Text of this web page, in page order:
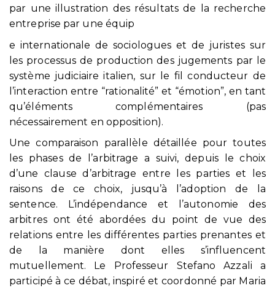
par une illustration des résultats de la recherche
entreprise par une équip
e internationale de sociologues et de juristes sur
les processus de production des jugements par le
système judiciaire italien, sur le fil conducteur de
l’interaction entre “rationalité” et “émotion”, en tant
qu’éléments complémentaires (pas
nécessairement en opposition).
Une comparaison parallèle détaillée pour toutes
les phases de l’arbitrage a suivi, depuis le choix
d’une clause d’arbitrage entre les parties et les
raisons de ce choix, jusqu’à l’adoption de la
sentence. L’indépendance et l’autonomie des
arbitres ont été abordées du point de vue des
relations entre les différentes parties prenantes et
de la manière dont elles s’influencent
mutuellement. Le Professeur Stefano Azzali a
participé à ce débat, inspiré et coordonné par Maria